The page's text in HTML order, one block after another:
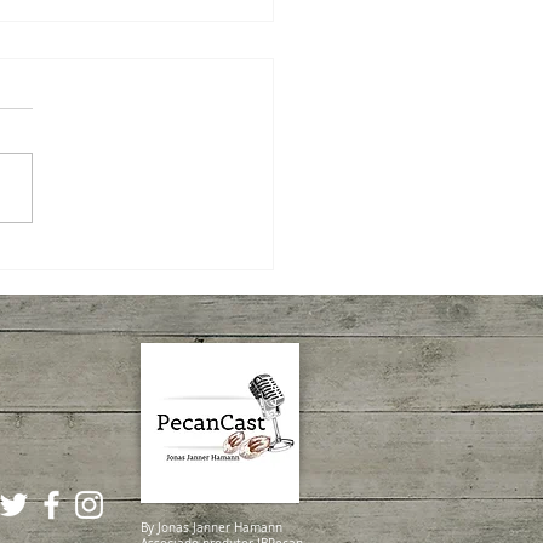
um momento de quem
cuida e constrói
By Jonas Janner Hamann